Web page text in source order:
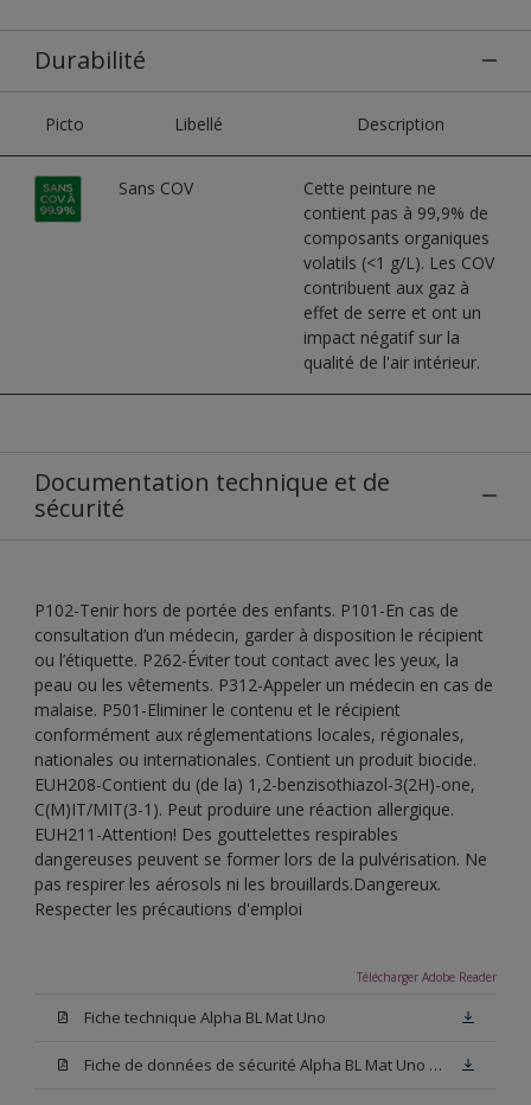
Durabilité
Picto Libellé Description
Sans COV
Cette peinture ne
contient pas à 99,9% de
composants organiques
volatils (<1 g/L). Les COV
contribuent aux gaz à
effet de serre et ont un
impact négatif sur la
qualité de l'air intérieur.
Documentation technique et de
sécurité
P102-Tenir hors de portée des enfants. P101-En cas de
consultation d’un médecin, garder à disposition le récipient
ou l’étiquette. P262-Éviter tout contact avec les yeux, la
peau ou les vêtements. P312-Appeler un médecin en cas de
malaise. P501-Eliminer le contenu et le récipient
conformément aux réglementations locales, régionales,
nationales ou internationales. Contient un produit biocide.
EUH208-Contient du (de la) 1,2-benzisothiazol-3(2H)-one,
C(M)IT/MIT(3-1). Peut produire une réaction allergique.
EUH211-Attention! Des gouttelettes respirables
dangereuses peuvent se former lors de la pulvérisation. Ne
pas respirer les aérosols ni les brouillards.Dangereux.
Respecter les précautions d'emploi
Télécharger Adobe Reader
Fiche technique Alpha BL Mat Uno
Fiche de données de sécurité Alpha BL Mat Uno Base W05